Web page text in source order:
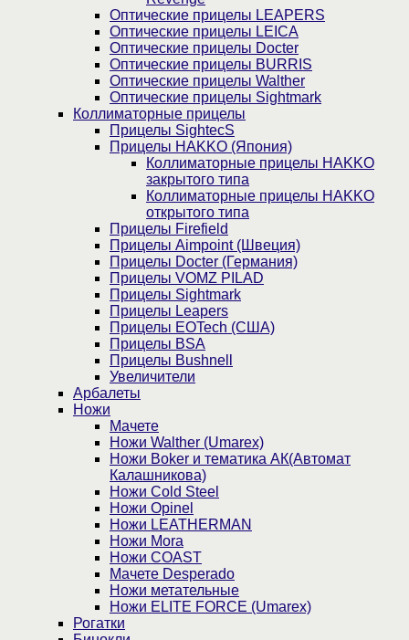
Оптические прицелы LEAPERS
Оптические прицелы LEICA
Оптические прицелы Docter
Оптические прицелы BURRIS
Оптические прицелы Walther
Оптические прицелы Sightmark
Коллиматорные прицелы
Прицелы SightecS
Прицелы HAKKO (Япония)
Коллиматорные прицелы HAKKO
закрытого типа
Коллиматорные прицелы HAKKO
открытого типа
Прицелы Firefield
Прицелы Aimpoint (Швеция)
Прицелы Docter (Германия)
Прицелы VOMZ PILAD
Прицелы Sightmark
Прицелы Leapers
Прицелы EOTech (США)
Прицелы BSA
Прицелы Bushnell
Увеличители
Арбалеты
Ножи
Мачете
Ножи Walther (Umarex)
Ножи Boker и тематика АК(Автомат
Калашникова)
Ножи Cold Steel
Ножи Opinel
Ножи LEATHERMAN
Ножи Mora
Ножи COAST
Мачете Desperado
Ножи метательные
Ножи ELITE FORCE (Umarex)
Рогатки